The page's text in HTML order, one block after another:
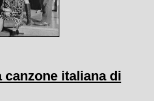
canzone italiana di